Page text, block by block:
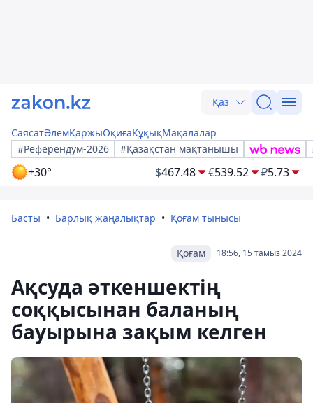
Қаз
СаясатӘлемҚаржыОқиғаҚұқықМақалалар
#Референдум-2026
#Қазақстан мақтанышы
+30° $467.48 €539.52 ₽5.73
Басты Барлық жаңалықтар Қоғам тынысы
18:56, 15 тамыз 2024
Қоғам
Ақсуда әткеншектің
соққысынан баланың
бауырына зақым келген